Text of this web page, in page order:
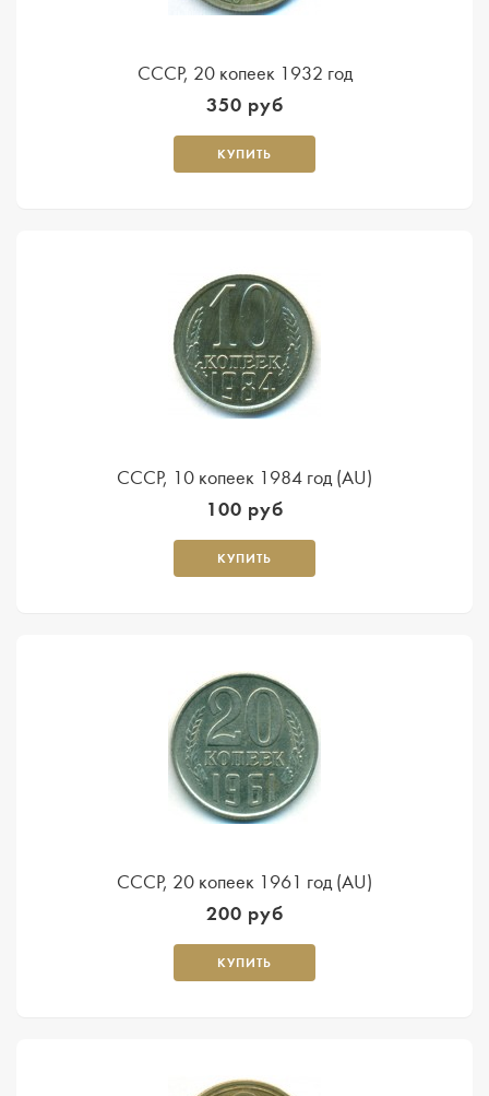
СССР, 20 копеек 1932 год
350 руб
КУПИТЬ
СССР, 10 копеек 1984 год (AU)
100 руб
КУПИТЬ
CССР, 20 копеек 1961 год (AU)
200 руб
КУПИТЬ